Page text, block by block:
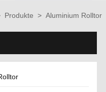
Produkte > Aluminium Rolltor